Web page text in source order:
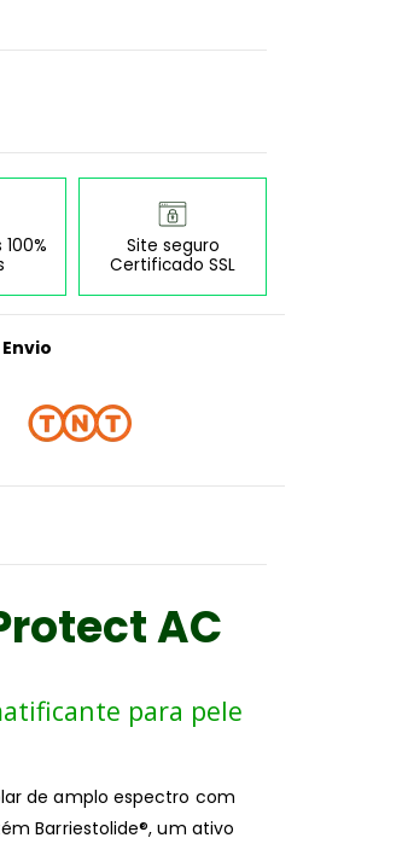
Site seguro
Certificado SSL
AC
para pele
de amplo espectro com
Barriestolide®, um ativo